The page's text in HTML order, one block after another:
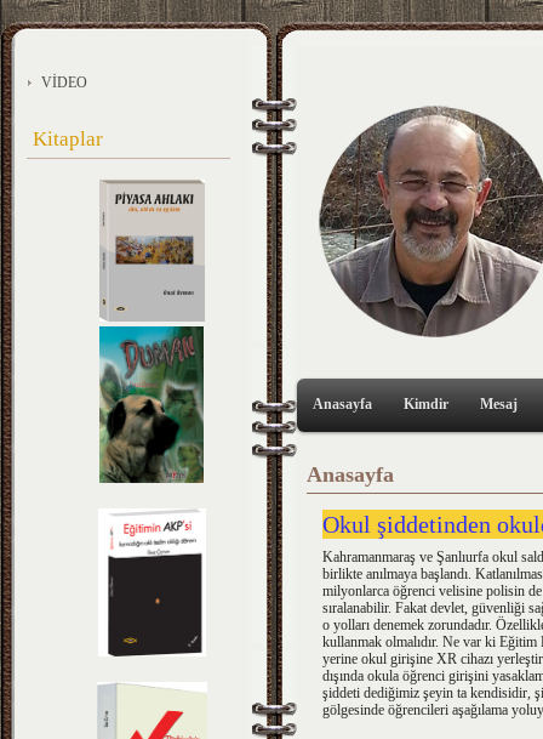
VİDEO
Kitaplar
Anasayfa Kimdir Mesaj
Anasayfa
Okul şiddetinden
Kahramanmaraş ve Şanlıurfa okul
birlikte anılmaya başlandı.
milyonlarca öğrenci velisine polisin
sıralanabilir. Fakat devlet, güvenliği
o yolları denemek zorundadır.
kullanmak olmalıdır. Ne var ki Eğitim
yerine okul girişine XR cihazı
dışında okula öğrenci girişini
şiddeti dediğimiz şeyin ta kendisidir,
gölgesinde öğrencileri aşağılama